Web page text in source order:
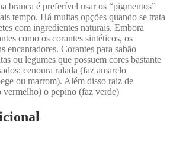
branca é preferível usar os “pigmentos”
tempo. Há muitas opções quando se trata
com ingredientes naturais. Embora
como os corantes sintéticos, os
encantadores. Corantes para sabão
ou legumes que possuem cores bastante
cenoura ralada (faz amarelo
ou marrom). Além disso raiz de
vermelho) o pepino (faz verde)